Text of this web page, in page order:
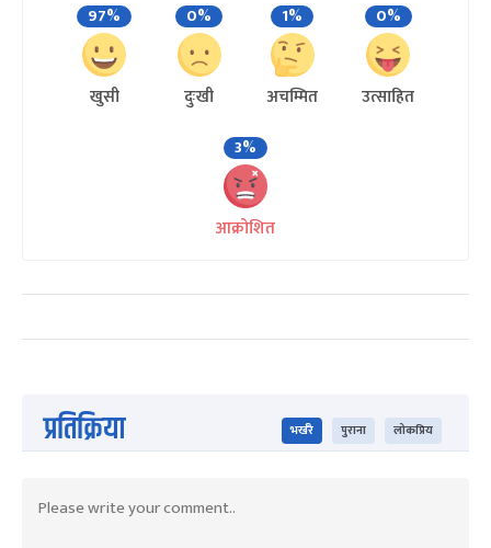
97%
खुसी
0%
दुःखी
1%
अचम्मित
0%
उत्साहित
3%
आक्रोशित
प्रतिक्रिया भर्खरै पुराना लोकप्रिय